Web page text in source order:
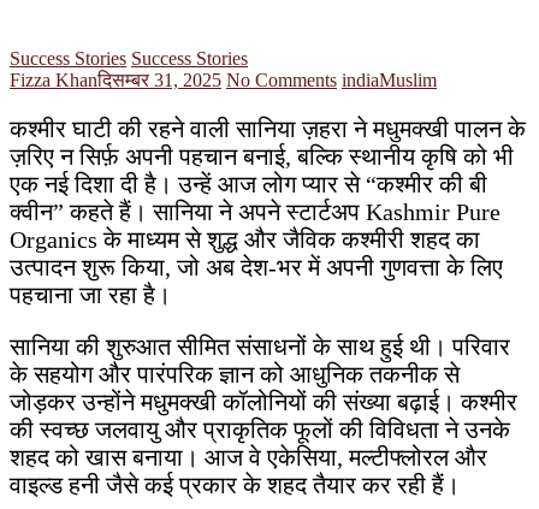
Success Stories Success Stories
Fizza Khanदिसम्बर 31, 2025 No Comments indiaMuslim
कश्मीर घाटी की रहने वाली सानिया ज़हरा ने मधुमक्खी पालन के
ज़रिए न सिर्फ़ अपनी पहचान बनाई, बल्कि स्थानीय कृषि को भी
एक नई दिशा दी है। उन्हें आज लोग प्यार से “कश्मीर की बी
क्वीन” कहते हैं। सानिया ने अपने स्टार्टअप Kashmir Pure
Organics के माध्यम से शुद्ध और जैविक कश्मीरी शहद का
उत्पादन शुरू किया, जो अब देश-भर में अपनी गुणवत्ता के लिए
पहचाना जा रहा है।
सानिया की शुरुआत सीमित संसाधनों के साथ हुई थी। परिवार
के सहयोग और पारंपरिक ज्ञान को आधुनिक तकनीक से
जोड़कर उन्होंने मधुमक्खी कॉलोनियों की संख्या बढ़ाई। कश्मीर
की स्वच्छ जलवायु और प्राकृतिक फूलों की विविधता ने उनके
शहद को खास बनाया। आज वे एकेसिया, मल्टीफ्लोरल और
वाइल्ड हनी जैसे कई प्रकार के शहद तैयार कर रही हैं।